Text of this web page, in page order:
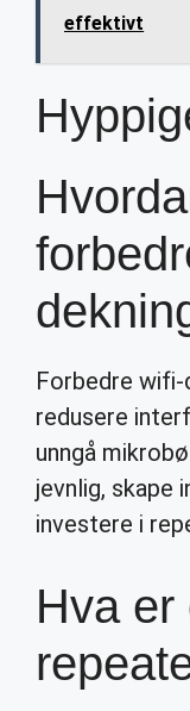
effektivt
Forbedre wifi-
redusere
unngå
jevnlig, skape
investere i
Hva er